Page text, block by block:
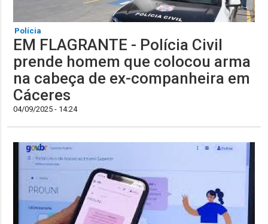
Polícia
EM FLAGRANTE - Polícia Civil
prende homem que colocou arma
na cabeça de ex-companheira em
Cáceres
04/09/2025 - 14:24